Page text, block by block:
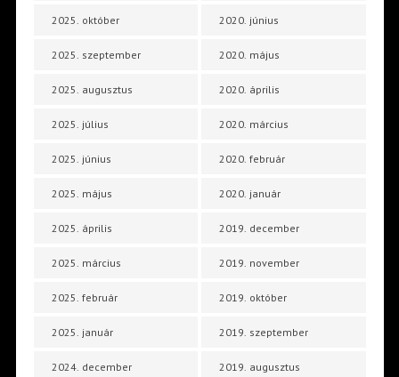
2025. október
2025. szeptember
2025. augusztus
2025. július
2025. június
2025. május
2025. április
2025. március
2025. február
2025. január
2024. december
2020. június
2020. május
2020. április
2020. március
2020. február
2020. január
2019. december
2019. november
2019. október
2019. szeptember
2019. augusztus